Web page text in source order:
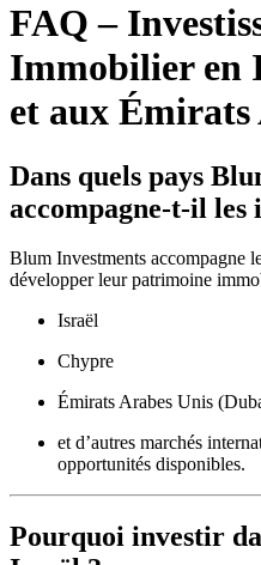
FAQ –
Immobilier en
et aux Émirats
Dans quels pays
accompagne-t-il les
Blum Investments accompagne
développer leur patrimoine
Israël
Chypre
Émirats Arabes Unis
et d’autres marchés
opportunités disponibles.
Pourquoi investir